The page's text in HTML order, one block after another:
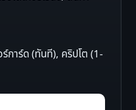
การ์ด (ทันที), คริปโต (1-